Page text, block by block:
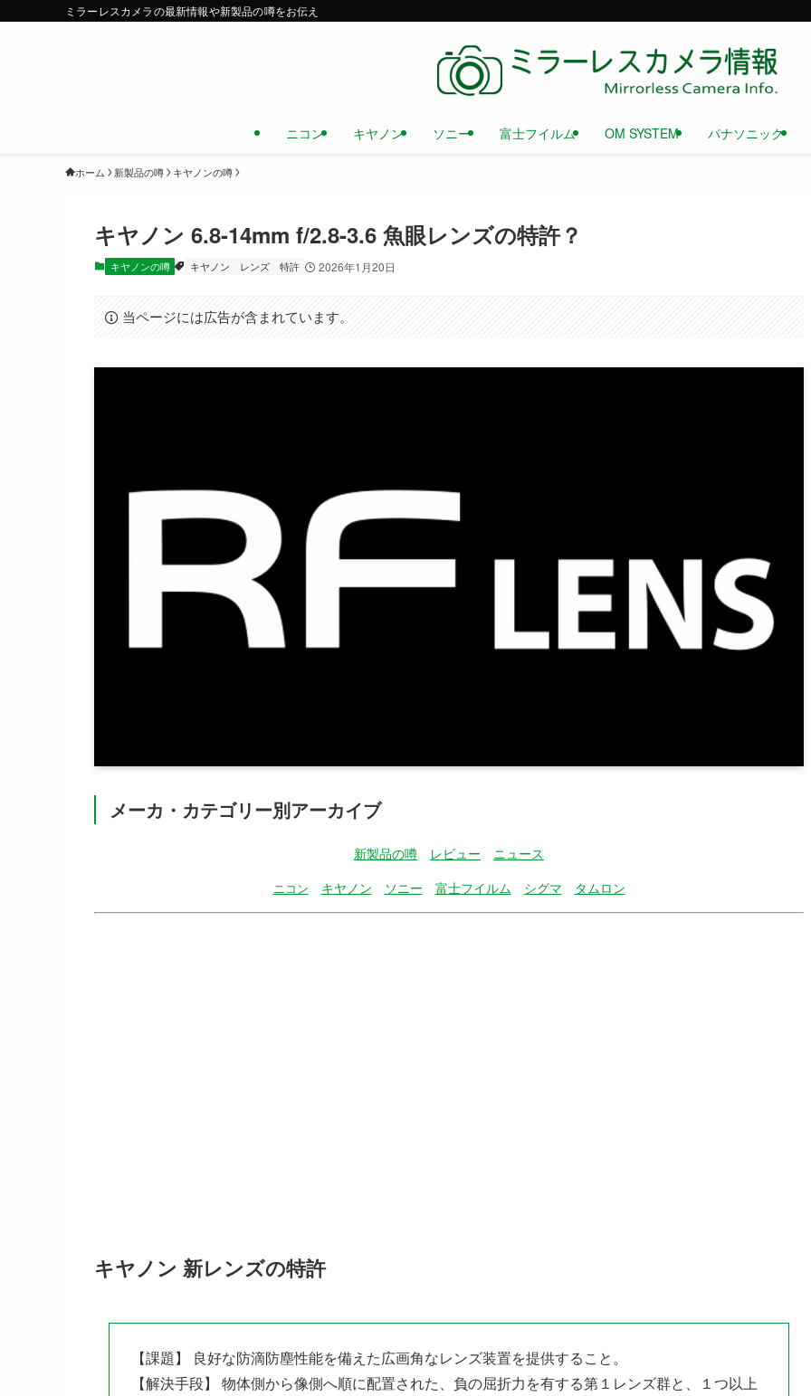
ミラーレスカメラの最新情報や新製品の噂をお伝え
ニコン キヤノン ソニー 富士フイルム OM SYSTEM パナソニック
ホーム 新製品の噂 キヤノンの噂
キヤノン 6.8-14mm f/2.8-3.6 魚眼レンズの特許？
キヤノンの噂 キヤノン レンズ 特許 2026年1月20日
当ページには広告が含まれています。
メーカ・カテゴリー別アーカイブ
新製品の噂 レビュー ニュース
ニコン キヤノン ソニー 富士フイルム シグマ タムロン
キヤノン 新レンズの特許
【課題】 良好な防滴防塵性能を備えた広画角なレンズ装置を提供すること。
【解決手段】 物体側から像側へ順に配置された、負の屈折力を有する第１レンズ群と、１つ以上